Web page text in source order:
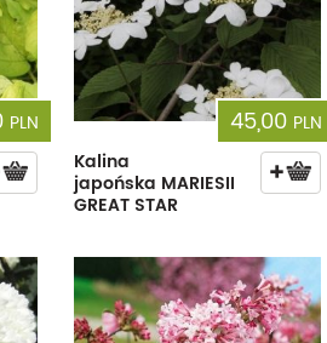
PLN
45,00 PLN
Kalina
japońska MARIESII
GREAT STAR